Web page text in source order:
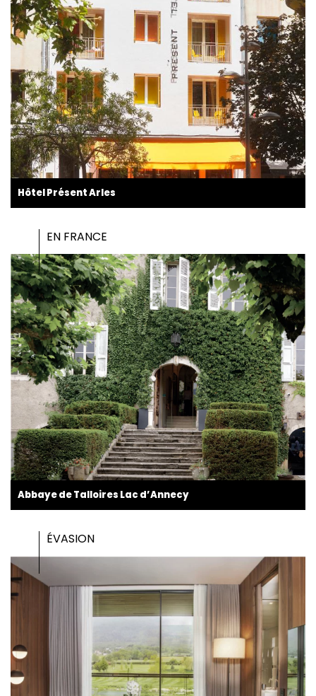
Hôtel Présent Arles
EN FRANCE
Abbaye de Talloires Lac d’Annecy
ÉVASION